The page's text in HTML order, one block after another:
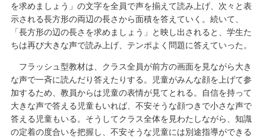
を求めましょう」の文字を全員で声を揃えて読み上げ、次々と表
示される長方形の両辺の長さから面積を答えていく。続いて、
「長方形の辺の長さを求めましょう」と映し出されると、学生た
ちは再び大きな声で読み上げ、テンポよく問題に答えていった。
フラッシュ型教材は、クラス全員が前方の画面を見ながら大き
な声で一斉に読んだり答えたりする。児童がみんな顔を上げて参
加するため、教員からは児童の表情が見てとれる。自信を持って
大きな声で答える児童もいれば、不安そうな顔つきで小さな声で
答える児童もいる。そうしてクラス全体を見わたしながら、知識
の定着の度合いを把握し、不安そうな児童には別途指導ができる